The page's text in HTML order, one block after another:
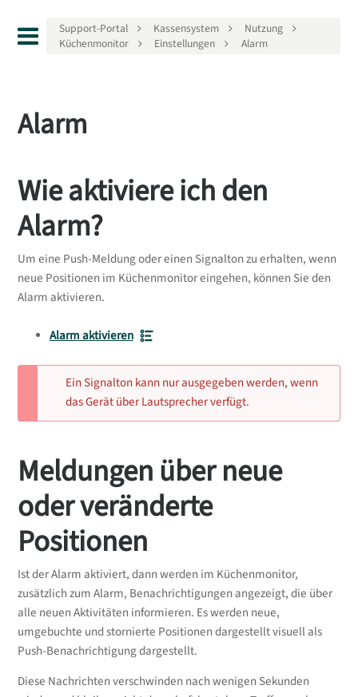
Support-Portal Kassensystem
Nutzung
Küchenmonitor
Einstellungen Alarm
Alarm
Wie aktiviere ich den
Alarm?
Um eine Push-Meldung oder einen Signalton zu erhalten, wenn
neue Positionen im Küchenmonitor eingehen, können Sie den
Alarm aktivieren.
Alarm aktivieren
Ein Signalton kann nur ausgegeben werden, wenn
das Gerät über Lautsprecher verfügt.
Meldungen über neue
oder veränderte
Positionen
Ist der Alarm aktiviert, dann werden im Küchenmonitor,
zusätzlich zum Alarm, Benachrichtigungen angezeigt, die über
alle neuen Aktivitäten informieren. Es werden neue,
umgebuchte und stornierte Positionen dargestellt visuell als
Push-Benachrichtigung dargestellt.
Diese Nachrichten verschwinden nach wenigen Sekunden